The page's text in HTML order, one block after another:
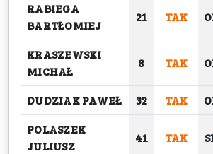
RABIEGA
BARTŁOMIEJ
21 TAK
KRASZEWSKI
MICHAŁ
8 TAK
DUDZIAK PAWEŁ 32 TAK
POLASZEK
JULIUSZ
41 TAK